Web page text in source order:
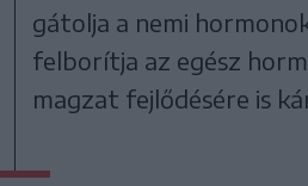
gátolja a nemi
felborítja az egész
magzat fejlődésére is